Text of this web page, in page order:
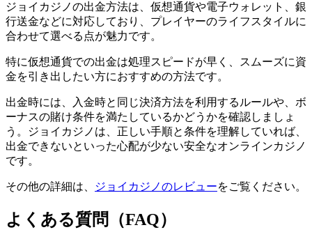
ジョイカジノの出金方法は、仮想通貨や電子ウォレット、銀
行送金などに対応しており、プレイヤーのライフスタイルに
合わせて選べる点が魅力です。
特に仮想通貨での出金は処理スピードが早く、スムーズに資
金を引き出したい方におすすめの方法です。
出金時には、入金時と同じ決済方法を利用するルールや、ボ
ーナスの賭け条件を満たしているかどうかを確認しましょ
う。ジョイカジノは、正しい手順と条件を理解していれば、
出金できないといった心配が少ない安全なオンラインカジノ
です。
その他の詳細は、 ジョイカジノのレビューをご覧ください。
よくある質問（FAQ）